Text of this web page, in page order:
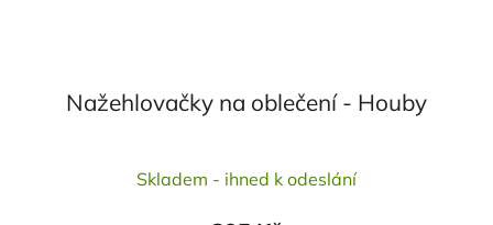
Nažehlovačky na oblečení - Houby
hodnocení
Skladem - ihned k odeslání